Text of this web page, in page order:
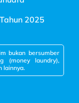
2025
bukan bersumber
(money laundry),
lainnya.